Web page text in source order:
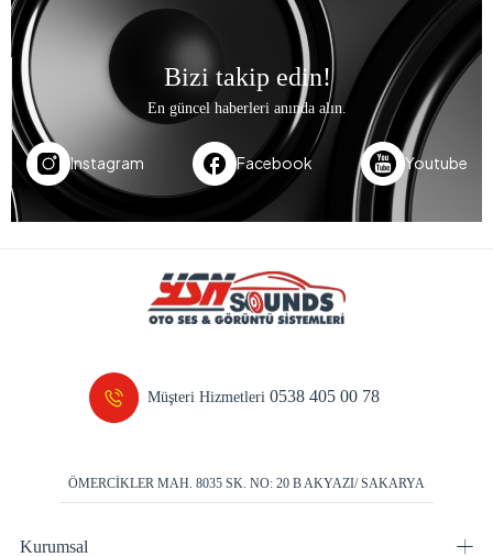
Bizi takip edin!
En güncel haberleri anında alın.
Instagram Facebook Youtube
Müşteri Hizmetleri0538 405 00 78
ÖMERCİKLER MAH. 8035 SK. NO: 20 B AKYAZI/ SAKARYA
Kurumsal